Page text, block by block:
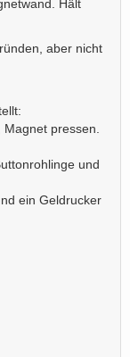
Hält
aber nicht
Magnet pressen.
und
ein Geldrucker